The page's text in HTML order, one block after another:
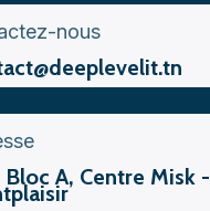
nous
Bloc A, Centre Misk -